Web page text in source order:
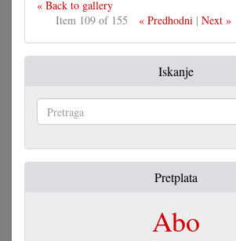
« Back to gallery
Item 109 of 155
« Predhodni| Next »
Iskanje
Pretplata
Abo